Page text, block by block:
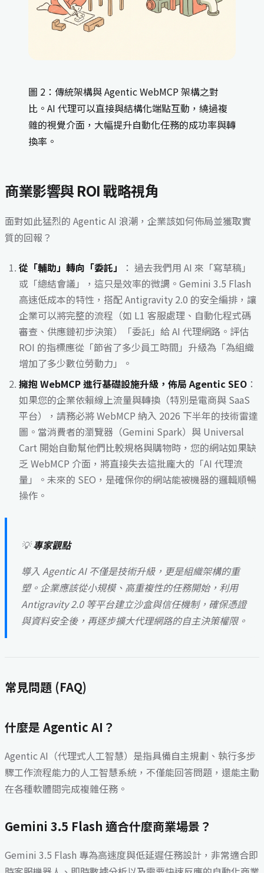
圖 2：傳統架構與 Agentic WebMCP 架構之對
比。AI 代理可以直接與結構化端點互動，繞過複
雜的視覺介面，大幅提升自動化任務的成功率與轉
換率。
商業影響與 ROI 戰略視角
面對如此猛烈的 Agentic AI 浪潮，企業該如何佈局並獲取實
質的回報？
從「輔助」轉向「委託」
： 過去我們用 AI 來「寫草稿」
或「總結會議」，這只是效率的微調。Gemini 3.5 Flash
高速低成本的特性，搭配 Antigravity 2.0 的安全編排，讓
企業可以將完整的流程（如 L1 客服處理、自動化程式碼
審查、供應鏈初步決策）「委託」給 AI 代理網路。評估
ROI 的指標應從「節省了多少員工時間」升級為「為組織
增加了多少數位勞動力」。
擁抱 WebMCP 進行基礎設施升級，佈局 Agentic SEO ：
如果您的企業依賴線上流量與轉換（特別是電商與 SaaS
平台），請務必將 WebMCP 納入 2026 下半年的技術雷達
圖。當消費者的瀏覽器（Gemini Spark）與 Universal
Cart 開始自動幫他們比較規格與購物時，您的網站如果缺
乏 WebMCP 介面，將直接失去這批龐大的「AI 代理流
量」。未來的 SEO，是確保你的網站能被機器的邏輯順暢
操作。
💡專家觀點
導入 Agentic AI 不僅是技術升級，更是組織架構的重
塑。企業應該從小規模、高重複性的任務開始，利用
Antigravity 2.0 等平台建立沙盒與信任機制，確保憑證
與資料安全後，再逐步擴大代理網路的自主決策權限。
常見問題 (FAQ)
什麼是 Agentic AI？
Agentic AI（代理式人工智慧）是指具備自主規劃、執行多步
驟工作流程能力的人工智慧系統，不僅能回答問題，還能主動
在各種軟體間完成複雜任務。
Gemini 3.5 Flash 適合什麼商業場景？
Gemini 3.5 Flash 專為高速度與低延遲任務設計，非常適合即